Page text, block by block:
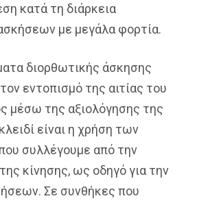
κατά τη διάρκεια
με μεγάλα φορτία.
διορθωτικής άσκησης
εντοπισμό της αιτίας του
μέσω της αξιολόγησης της
είναι η χρήση των
συλλέγουμε από την
κίνησης, ως οδηγό για την
Σε συνθήκες που